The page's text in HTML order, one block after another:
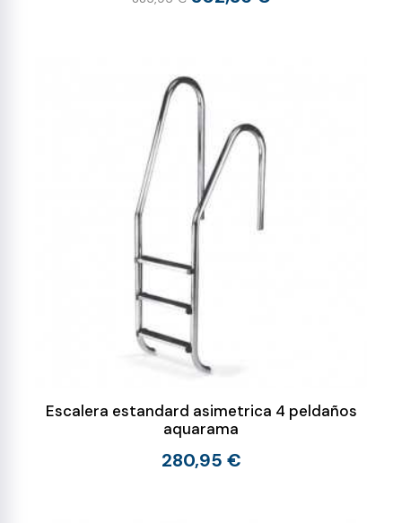
Escalera estandard asimetrica 4 peldaños
aquarama
280,95 €